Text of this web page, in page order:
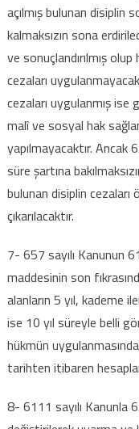
açılmış bulunan disiplin
kalmaksızın sona
ve sonuçlandırılmış
cezaları
cezaları uygulanmış
malî ve sosyal hak
yapılmayacaktır. Ancak
süre şartına
bulunan disiplin cezaları
çıkarılacaktır.
7- 657 sayılı Kanunun
maddesinin son
alanların 5 yıl, kademe
ise 10 yıl süreyle belli
hükmün
tarihten itibaren
8- 6111 sayılı Kanunla